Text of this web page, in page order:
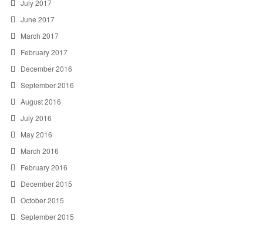
July 2017
June 2017
March 2017
February 2017
December 2016
September 2016
August 2016
July 2016
May 2016
March 2016
February 2016
December 2015
October 2015
September 2015